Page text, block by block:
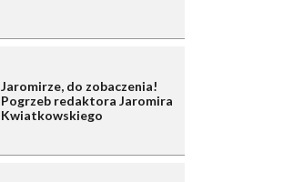
Jaromirze, do zobaczenia!
Pogrzeb redaktora Jaromira
Kwiatkowskiego